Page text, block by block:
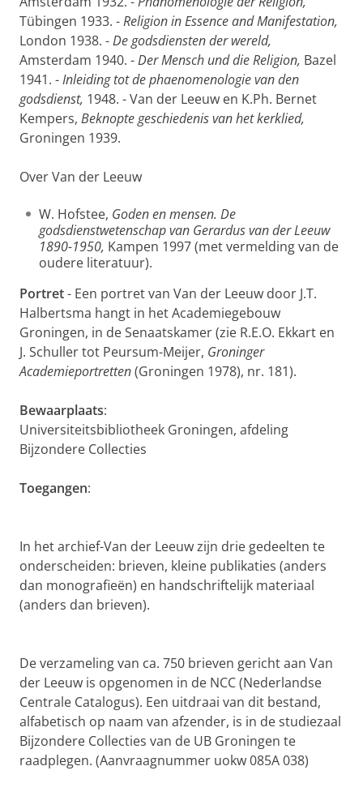
Tübingen 1933. -Religion in Essence and Manifestation,
London 1938. -De godsdiensten der wereld,
Amsterdam 1940. -Der Mensch und die Religion, Bazel
1941. -Inleiding tot de phaenomenologie van den
godsdienst, 1948. - Van der Leeuw en K.Ph. Bernet
Kempers, Beknopte geschiedenis van het kerklied,
Groningen 1939.
Over Van der Leeuw
W. Hofstee, Goden en mensen. De
godsdienstwetenschap van Gerardus van der Leeuw
1890-1950, Kampen 1997 (met vermelding van de
oudere literatuur).
Portret- Een portret van Van der Leeuw door J.T.
Halbertsma hangt in het Academiegebouw
Groningen, in de Senaatskamer (zie R.E.O. Ekkart en
J. Schuller tot Peursum-Meijer, Groninger
Academieportretten(Groningen 1978), nr. 181).
Bewaarplaats:
Universiteitsbibliotheek Groningen, afdeling
Bijzondere Collecties
Toegangen:
In het archief-Van der Leeuw zijn drie gedeelten te
onderscheiden: brieven, kleine publikaties (anders
dan monografieën) en handschriftelijk materiaal
(anders dan brieven).
De verzameling van ca. 750 brieven gericht aan Van
der Leeuw is opgenomen in de NCC (Nederlandse
Centrale Catalogus). Een uitdraai van dit bestand,
alfabetisch op naam van afzender, is in de studiezaal
Bijzondere Collecties van de UB Groningen te
raadplegen. (Aanvraagnummer uokw 085A 038)